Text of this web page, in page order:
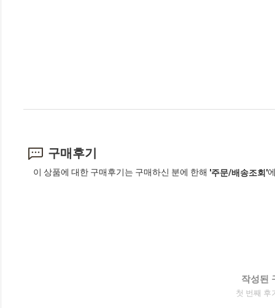
구매후기
이 상품에 대한 구매후기는 구매하신 분에 한해 '주문/배송조회'
작성된
첫 번째 후